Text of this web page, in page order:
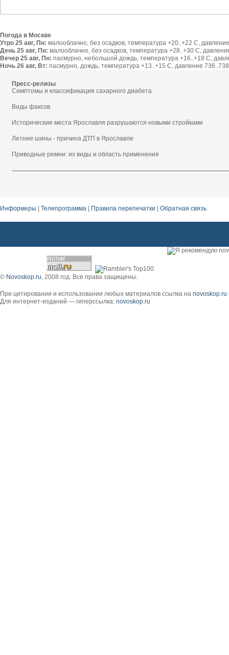
Погода в Москве
Утро 25 авг, Пн: малооблачно, без осадков, температура +20..+22 С,
День 25 авг, Пн: малооблачно, без осадков, температура +28..+30 С,
Вечер 25 авг, Пн: пасмурно, небольшой дождь, температура +16..+18 С,
Ночь 26 авг, Вт: пасмурно, дождь, температура +13..+15 С, давление
Пресс-релизы
Симптомы и классификация сахарного диабета
Виды факсов
Исторические места Ярославля разрушаются новыми стройками
Летние шины - причина ДТП в Ярославле
Приводные ремни: их виды и область применения
Информеры Телепрограмма Правила перепечатки Обратная связь
© Novoskop.ru, 2008 год. Все права защищены.
При цитировании и использовании любых материалов ссылка на novoskop.ru
Для интернет-изданий — гиперссылка: novoskop.ru